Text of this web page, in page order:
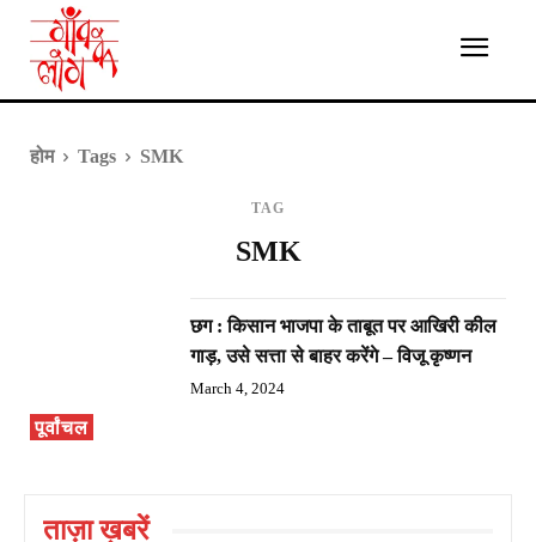
होम Tags SMK
TAG
SMK
पूर्वांचल
छग : किसान भाजपा के ताबूत पर आखिरी कील
गाड़, उसे सत्ता से बाहर करेंगे – विजू कृष्णन
March 4, 2024
ताज़ा ख़बरें